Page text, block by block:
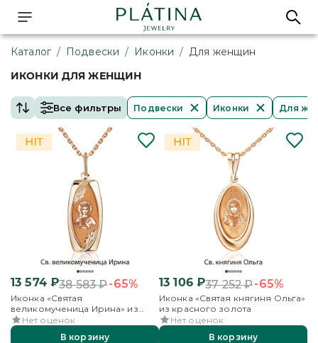
Каталог / Подвески / Иконки / Для женщин
ИКОНКИ ДЛЯ ЖЕНЩИН
Все фильтры Подвески Иконки Для
13 574₽38 583₽-65%
Иконка «Святая
великомученица Ирина» из
красного золота
Нет оценок
В корзину
13 106₽37 252₽-65%
Иконка «Святая княгиня Ольга»
из красного золота
Нет оценок
В корзину